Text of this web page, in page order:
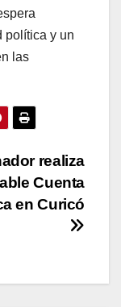
política y un
las
realiza
Cuenta
en Curicó